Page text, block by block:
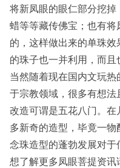
将新凤眼的眼仁部分挖
蜡等等藏传佛宝；也有
的，这样做出来的单珠
的珠子也一并利用，而且
当然随着现在国内文玩
于宗教领域，很多有想
改造可谓是五花八门。
多新奇的造型，毕竟一物
念珠造型的蓬勃发展对于
想了解更多凤眼菩提资讯